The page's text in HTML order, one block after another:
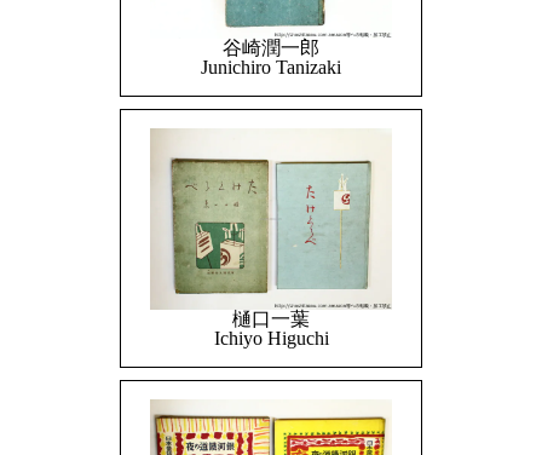
谷崎潤一郎
Junichiro Tanizaki
樋口一葉
Ichiyo Higuchi